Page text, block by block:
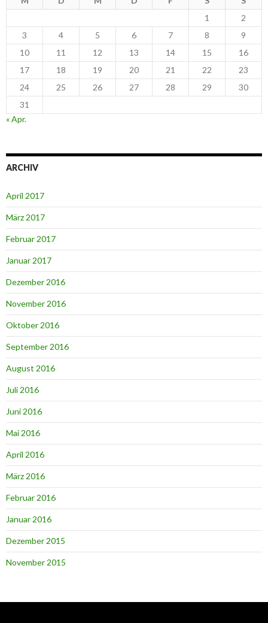
1
2
3
4 5 6 7 8
9
10
11 12 13 14 15
16
17
18 19 20 21 22
23
24
25 26 27 28 29
30
31
« Apr.
ARCHIV
April 2017
März 2017
Februar 2017
Januar 2017
Dezember 2016
November 2016
Oktober 2016
September 2016
August 2016
Juli 2016
Juni 2016
Mai 2016
April 2016
März 2016
Februar 2016
Januar 2016
Dezember 2015
November 2015